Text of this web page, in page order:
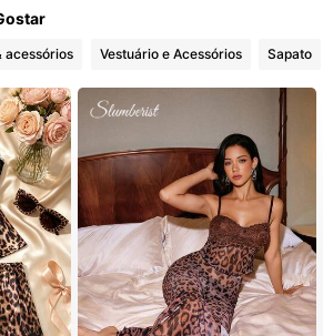
acessórios Vestuário e Acessórios Sapato